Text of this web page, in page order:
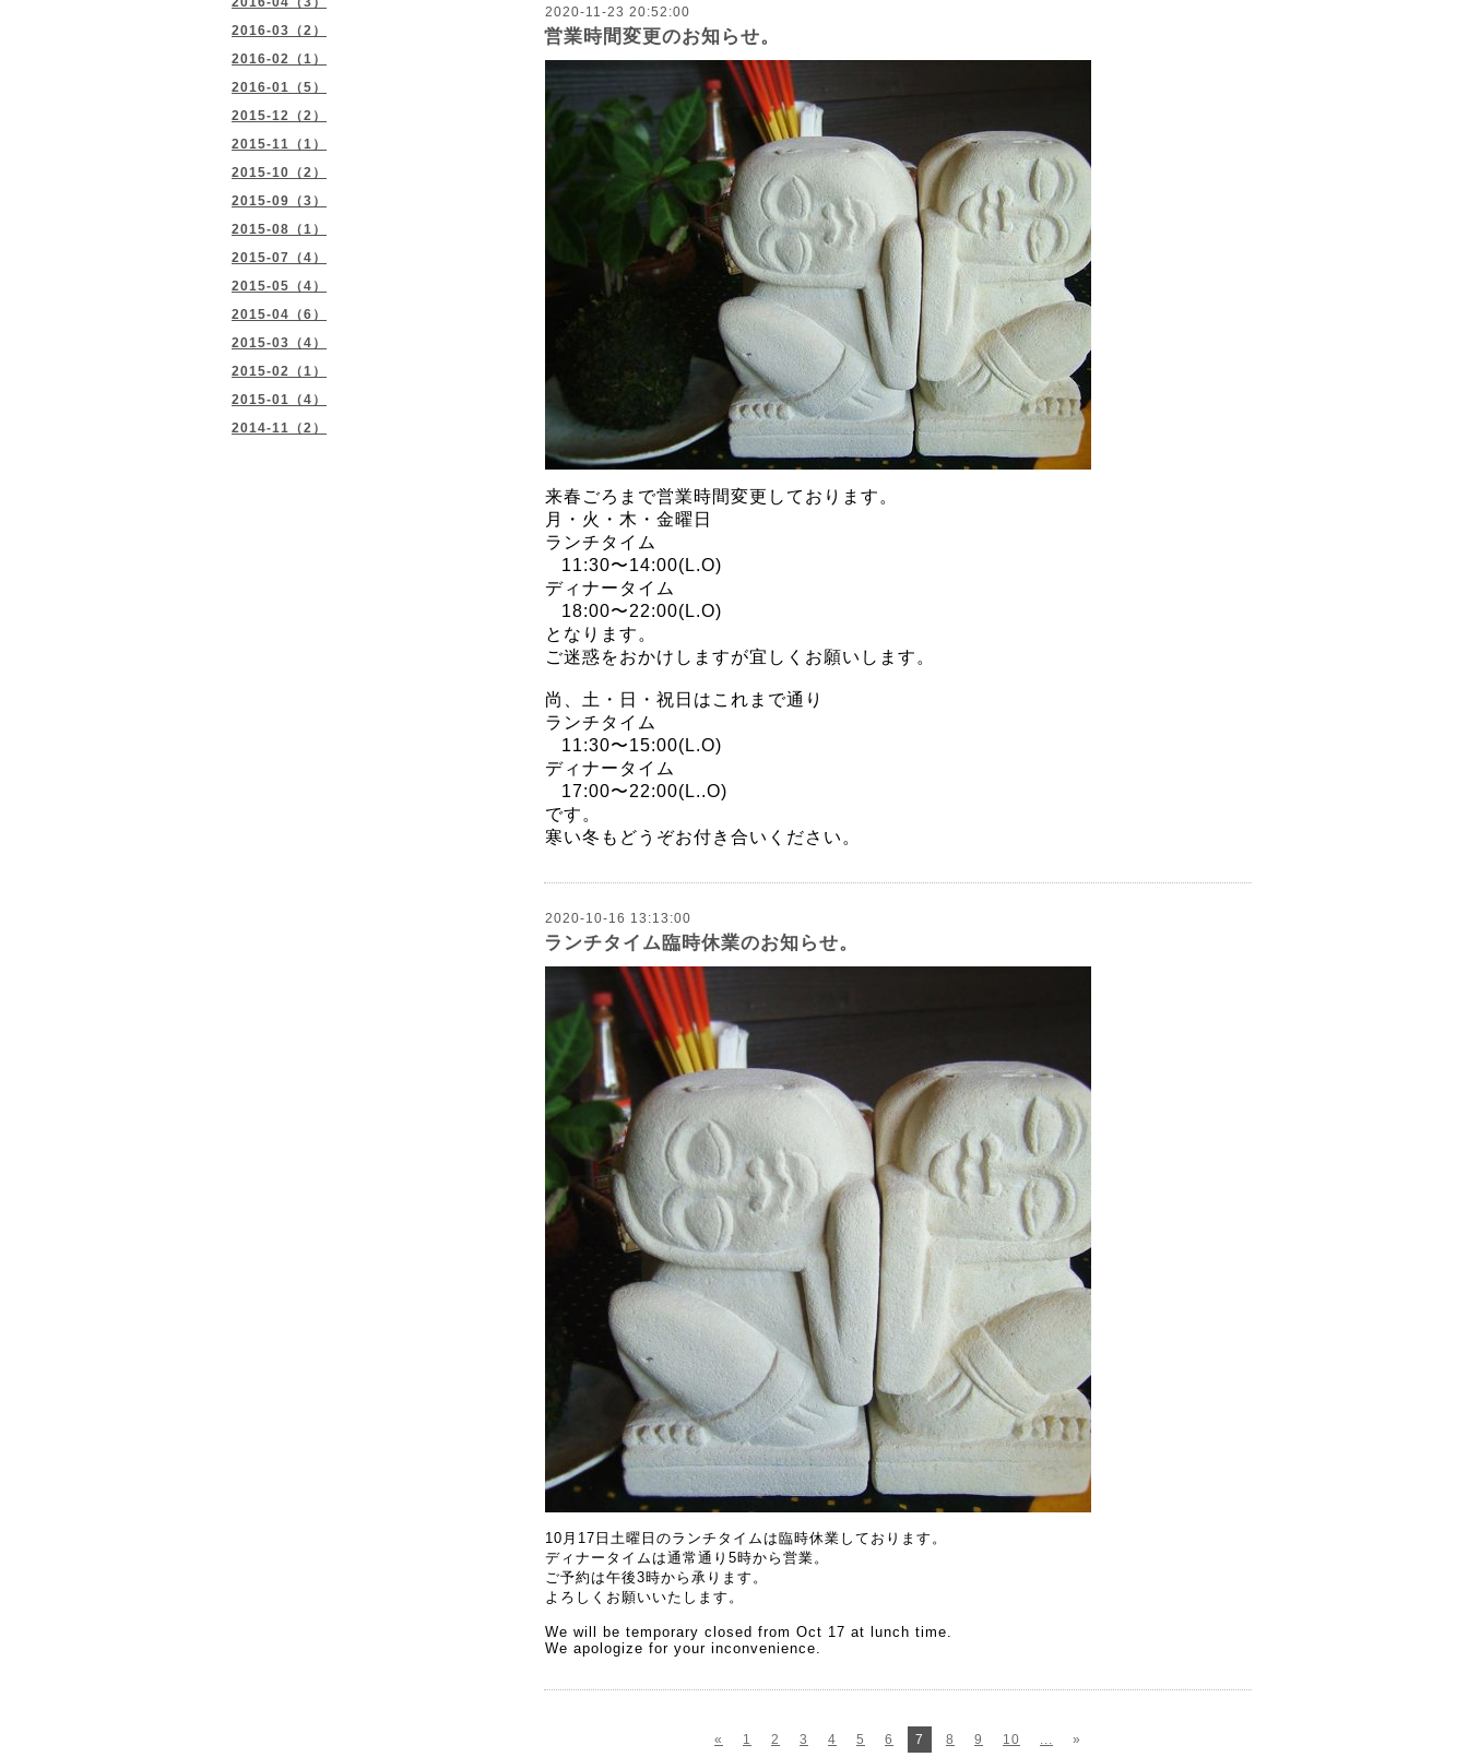
2016-03（2）
2016-02（1）
2016-01（5）
2015-12（2）
2015-11（1）
2015-10（2）
2015-09（3）
2015-08（1）
2015-07（4）
2015-05（4）
2015-04（6）
2015-03（4）
2015-02（1）
2015-01（4）
2014-11（2）
2020-11-23 20:52:00
営業時間変更のお知らせ。
来春ごろまで営業時間変更しております。
月・火・木・金曜日
ランチタイム
11:30〜14:00(L.O)
ディナータイム
18:00〜22:00(L.O)
となります。
ご迷惑をおかけしますが宜しくお願いします。
尚、土・日・祝日はこれまで通り
ランチタイム
11:30〜15:00(L.O)
ディナータイム
17:00〜22:00(L..O)
です。
寒い冬もどうぞお付き合いください。
2020-10-16 13:13:00
ランチタイム臨時休業のお知らせ。
10月17日土曜日のランチタイムは臨時休業しております。
ディナータイムは通常通り5時から営業。
ご予約は午後3時から承ります。
よろしくお願いいたします。
We will be temporary closed from Oct 17 at lunch time.
We apologize for your inconvenience.
« 1 2 3 4 5 6 7 8 9 10 ... »